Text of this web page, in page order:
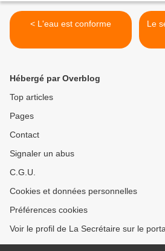
< L'eau est conforme
Le
Hébergé par Overblog
Top articles
Pages
Contact
Signaler un abus
C.G.U.
Cookies et données personnelles
Préférences cookies
Voir le profil de La Secrétaire sur le